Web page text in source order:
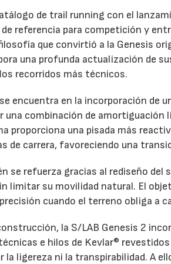
de trail running con el
referencia para competición y
que convirtió a la Genesis
una profunda actualización de
recorridos más técnicos.
encuentra en la incorporación de
una combinación de amortiguación
proporciona una pisada más
de carrera, favoreciendo una
se refuerza gracias al rediseño
limitar su movilidad natural. El
cuando el terreno obliga a
la S/LAB Genesis 2
e hilos de Kevlar®
la ligereza ni la transpirabilidad. A